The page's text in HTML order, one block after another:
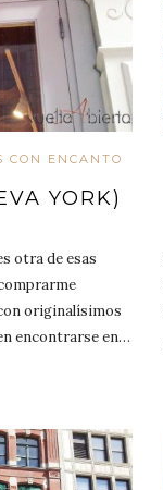
CON ENCANTO
YORK)
otra de esas
originalísimos
encontrarse en…